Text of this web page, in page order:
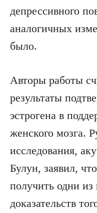
депрессивного
аналогичных
было.
Авторы работы
результаты
эстрогена в
женского мозга.
исследования,
Булун, заявил,
получить одни
доказательств